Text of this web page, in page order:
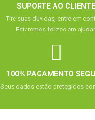
SUPORTE AO CLIENTE
Tire suas dúvidas, entre em
Estaremos felizes em
100% PAGAMENTO
Seus dados estão pretegidos